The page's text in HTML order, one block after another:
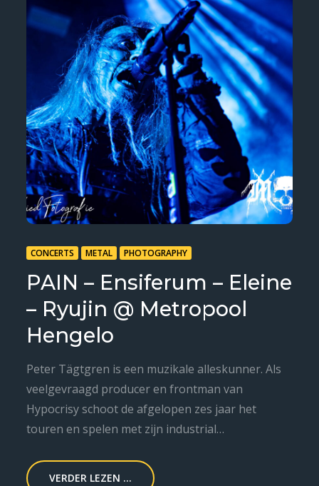
CONCERTS METAL PHOTOGRAPHY
PAIN – Ensiferum – Eleine
– Ryujin @ Metropool
Hengelo
Peter Tägtgren is een muzikale alleskunner. Als
veelgevraagd producer en frontman van
Hypocrisy schoot de afgelopen zes jaar het
touren en spelen met zijn industrial…
VERDER LEZEN ...